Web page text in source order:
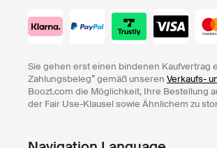
Sie gehen erst einen bindenen Kaufvertrag
Zahlungsbeleg” gemäß unseren Verkaufs-
Boozt.com die Möglichkeit, Ihre Bestellung
der Fair Use-Klausel sowie Ähnlichem zu